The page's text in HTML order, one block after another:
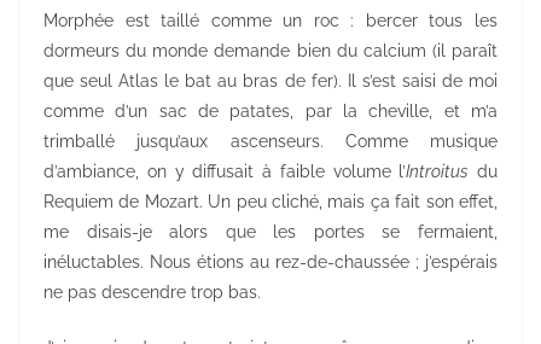
Morphée est taillé comme un roc : bercer tous les
dormeurs du monde demande bien du calcium (il paraît
que seul Atlas le bat au bras de fer). Il s’est saisi de moi
comme d’un sac de patates, par la cheville, et m’a
trimballé jusqu’aux ascenseurs. Comme musique
d’ambiance, on y diffusait à faible volume l’Introitus du
Requiem de Mozart. Un peu cliché, mais ça fait son effet,
me disais-je alors que les portes se fermaient,
inéluctables. Nous étions au rez-de-chaussée ; j’espérais
ne pas descendre trop bas.